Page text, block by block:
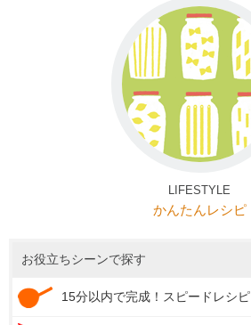
LIFESTYLE
かんたんレシピ
お役立ちシーンで探す
15分以内で完成！スピードレシピ